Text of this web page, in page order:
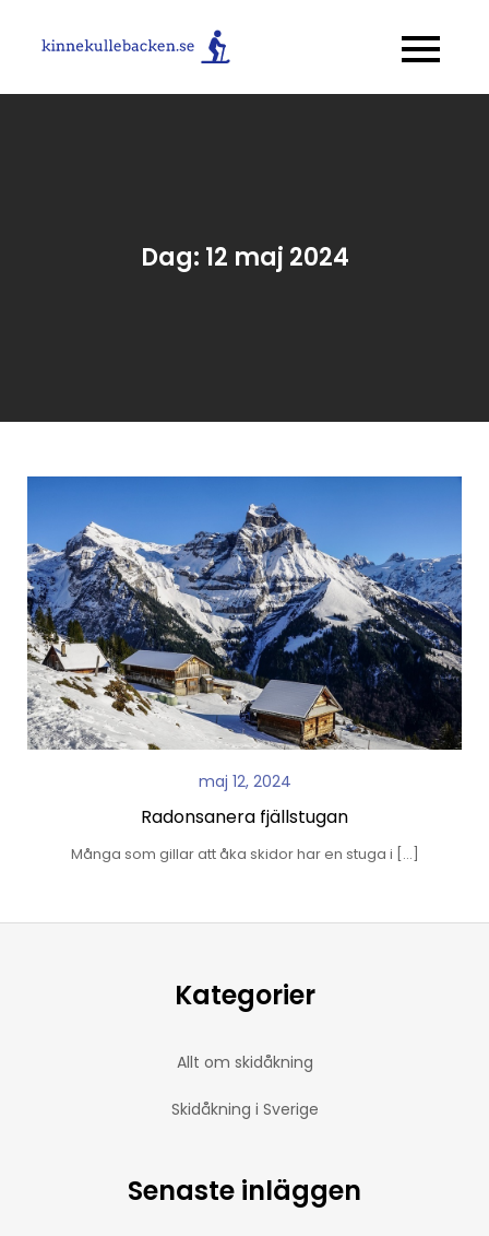
Allt om skidåkning!
Dag: 12 maj 2024
maj 12, 2024
Radonsanera fjällstugan
Många som gillar att åka skidor har en stuga i […]
Kategorier
Allt om skidåkning
Skidåkning i Sverige
Senaste inläggen